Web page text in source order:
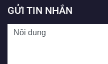
GỬI TIN NHẮN